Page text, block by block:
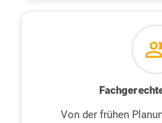
Von der frühen